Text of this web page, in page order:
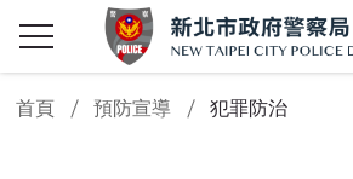
查詢區開關
首頁 預防宣導 犯罪防治